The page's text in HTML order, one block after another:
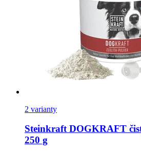
2 varianty
SteinkraftDOGKRAFT
250 g